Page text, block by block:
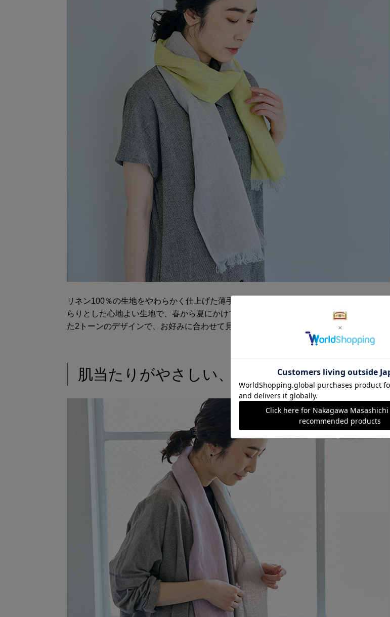
リネン100％の生地をやわらかく仕上げた薄手のストール。麻本来の素材感が活きる、さ
らりとした心地よい生地で、春から夏にかけて使いやすい一枚です。中心で色を切り替え
た2トーンのデザインで、お好みに合わせて見せ方が変えられます。
肌当たりがやさしい、やわらかな風合い